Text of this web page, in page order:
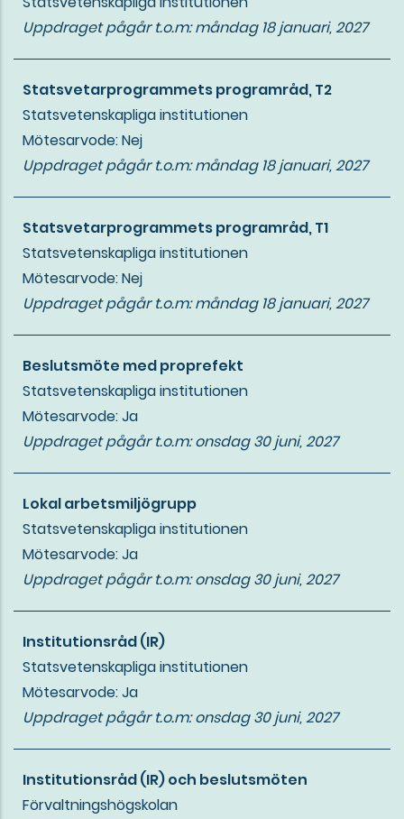
Uppdraget pågår t.o.m:måndag 18 januari, 2027
Statsvetarprogrammets programråd, T2
Statsvetenskapliga institutionen
Mötesarvode: Nej
Uppdraget pågår t.o.m:måndag 18 januari, 2027
Statsvetarprogrammets programråd, T1
Statsvetenskapliga institutionen
Mötesarvode: Nej
Uppdraget pågår t.o.m:måndag 18 januari, 2027
Beslutsmöte med proprefekt
Statsvetenskapliga institutionen
Mötesarvode: Ja
Uppdraget pågår t.o.m:onsdag 30 juni, 2027
Lokal arbetsmiljögrupp
Statsvetenskapliga institutionen
Mötesarvode: Ja
Uppdraget pågår t.o.m:onsdag 30 juni, 2027
Institutionsråd (IR)
Statsvetenskapliga institutionen
Mötesarvode: Ja
Uppdraget pågår t.o.m:onsdag 30 juni, 2027
Institutionsråd (IR) och beslutsmöten
Förvaltningshögskolan